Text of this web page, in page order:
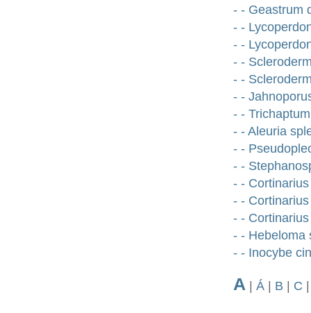
- - Geastrum
- -
- -
- -
- -
- -
- -
- - Aleuria
- -
- -
- -
- -
- -
- - Hebeloma
- - Inocybe
A Á B C